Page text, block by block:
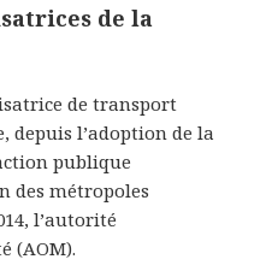
de la
de transport
depuis l’adoption de la
publique
des métropoles
l’autorité
(AOM).